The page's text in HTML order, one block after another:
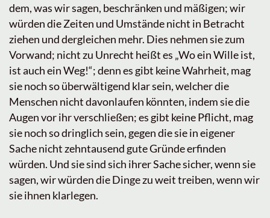
dem, was wir sagen, beschränken und mäßigen; wir
würden die Zeiten und Umstände nicht in Betracht
ziehen und dergleichen mehr. Dies nehmen sie zum
Vorwand; nicht zu Unrecht heißt es „Wo ein Wille ist,
ist auch ein Weg!“; denn es gibt keine Wahrheit, mag
sie noch so überwältigend klar sein, welcher die
Menschen nicht davonlaufen könnten, indem sie die
Augen vor ihr verschließen; es gibt keine Pflicht, mag
sie noch so dringlich sein, gegen die sie in eigener
Sache nicht zehntausend gute Gründe erfinden
würden. Und sie sind sich ihrer Sache sicher, wenn sie
sagen, wir würden die Dinge zu weit treiben, wenn wir
sie ihnen klarlegen.